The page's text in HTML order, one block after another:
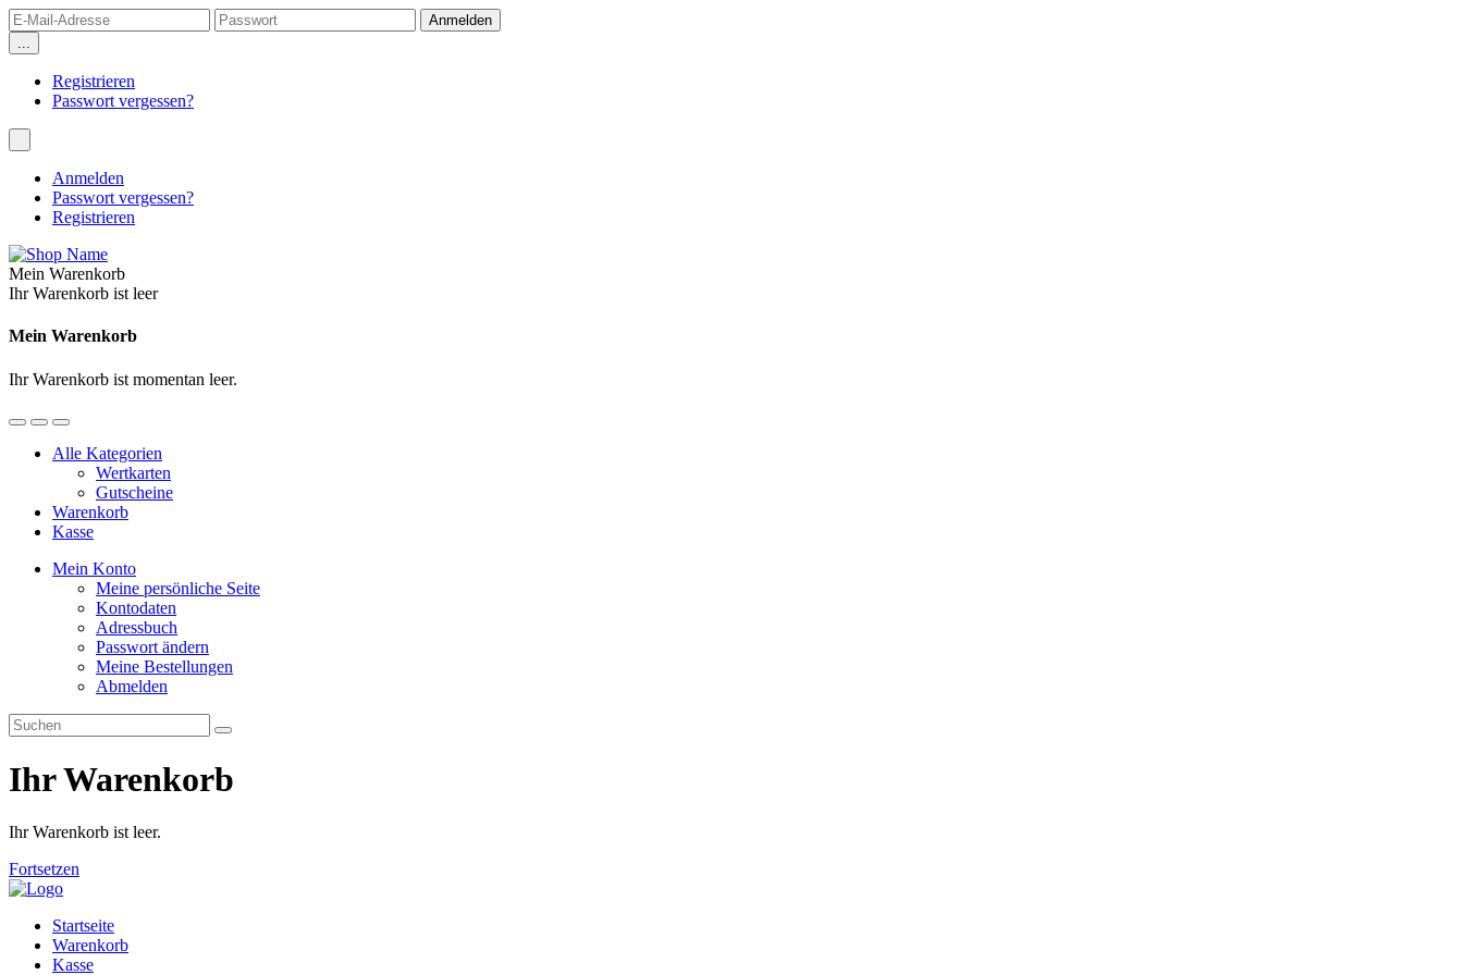
...
Registrieren
Passwort vergessen?
Anmelden
Passwort vergessen?
Registrieren
Mein Warenkorb
Ihr Warenkorb ist leer
Mein Warenkorb
Ihr Warenkorb ist momentan leer.
Alle Kategorien
Wertkarten
Gutscheine
Warenkorb
Kasse
Mein Konto
Meine persönliche Seite
Kontodaten
Adressbuch
Passwort ändern
Meine Bestellungen
Abmelden
Ihr Warenkorb
Ihr Warenkorb ist leer.
Fortsetzen
Startseite
Warenkorb
Kasse